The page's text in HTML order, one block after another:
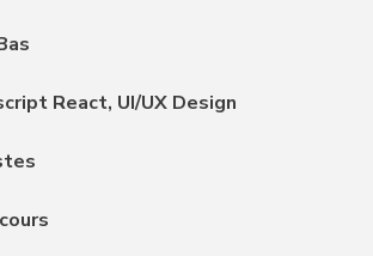
React, UI/UX Design